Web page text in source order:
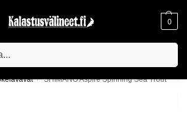
0
TOIMITUS YLI 75€ TILAUKSILLE!
/ SHIMANO Aspire Spinning Sea Trout